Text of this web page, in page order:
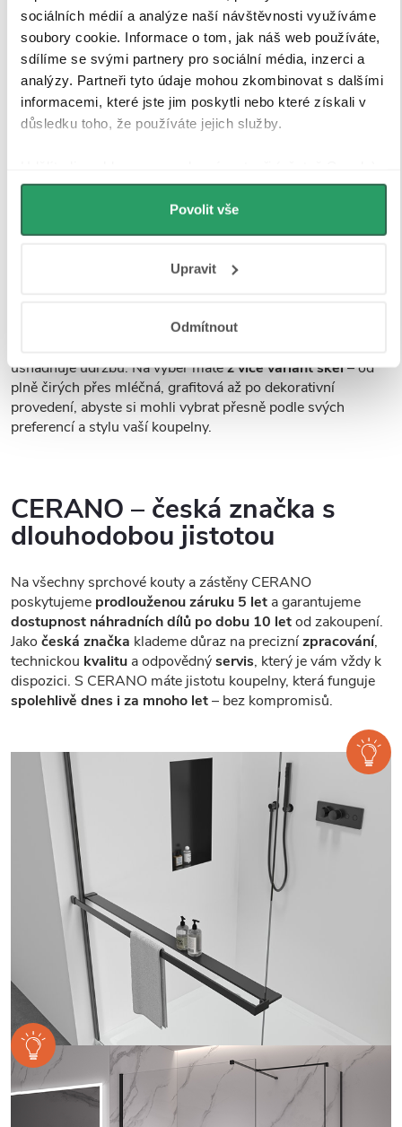
sociálních médií a analýze naší návštěvnosti využíváme
soubory cookie. Informace o tom, jak náš web používáte,
sdílíme se svými partnery pro sociální média, inzerci a
analýzy. Partneři tyto údaje mohou zkombinovat s dalšími
informacemi, které jste jim poskytli nebo které získali v
důsledku toho, že používáte jejich služby.
můžeme používat cookies pro analytiku a
personalizovanou reklamu. Jak Google zpracovává
osobní údaje najdete na stránkách
Povolit vše
Upravit
Odmítnout
Tvrzené bezpečností sklo
tvrzeným bezpečnostním sklem
o tloušťce
povrchovou úpravou Easy Clean, která
usnadňuje údržbu. Na výběr mátez více variant skel– od
plně čirých přes mléčná, grafitová až po dekorativní
provedení, abyste si mohli vybrat přesně podle svých
preferencí a stylu vaší koupelny.
CERANO – česká značka s
dlouhodobou jistotou
Na všechny sprchové kouty a zástěny CERANO
poskytujeme prodlouženou záruku 5 let a garantujeme
dostupnost náhradních dílů po dobu 10 letod zakoupení.
Jako česká značka klademe důraz na preciznízpracování,
technickou kvalitu a odpovědnýservis, který je vám vždy k
dispozici. S CERANO máte jistotu koupelny, která funguje
spolehlivě dnes i za mnoho let– bez kompromisů.